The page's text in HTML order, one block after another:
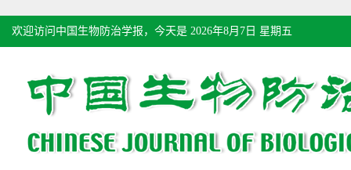
欢迎访问中国生物防治学报，今天是 2026年8月7日 星期五